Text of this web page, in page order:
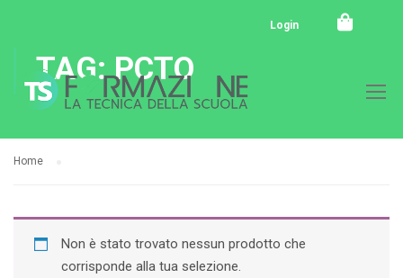
Login
TAG: PCTO
Home
Non è stato trovato nessun prodotto che
corrisponde alla tua selezione.